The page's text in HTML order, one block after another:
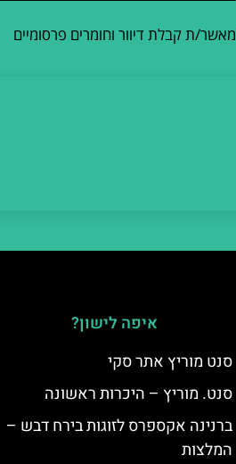
מאשר/ת קבלת דיוור וחומרים פרסומיים
איפה לישון?
סנט מוריץ אתר סקי
סנט. מוריץ – היכרות ראשונה
ברנינה אקספרס לזוגות בירח דבש –
המלצות